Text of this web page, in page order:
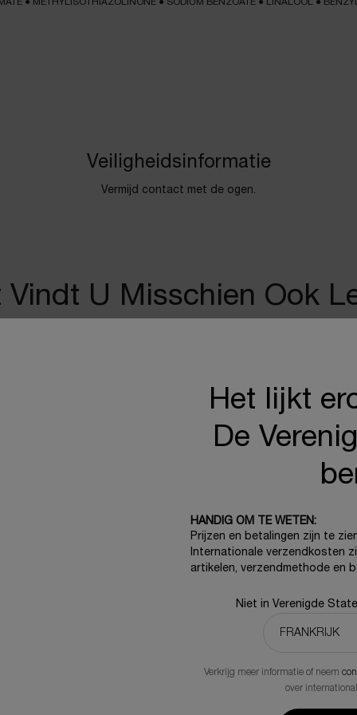
● METHYLISOTHIAZOLINONE ● SODIUM BENZOATE ● LINALOOL ●
Veiligheidsinformatie
Vermijd contact met de ogen.
Vindt U Misschien Ook
(€ 660,00/100 ml.)
IN WINKELMANDJE
Het lijkt
De
HANDIG OM TE WETEN:
Prijzen en betalingen zijn te
Internationale verzendkosten
artikelen, verzendmethode en
Niet in Verenigde
Verkrijg meer informatie of neem
over